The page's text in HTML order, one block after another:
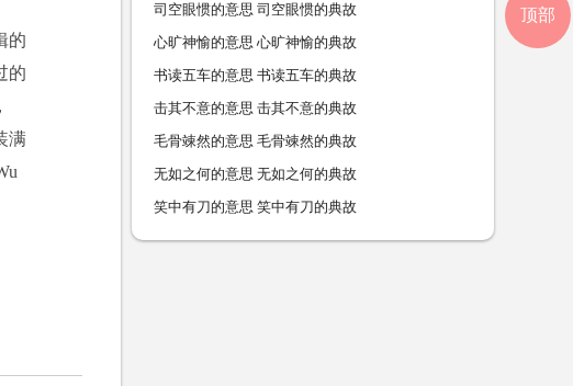
的
的
满
司空眼惯的意思 司空眼惯的典故
心旷神愉的意思 心旷神愉的典故
书读五车的意思 书读五车的典故
击其不意的意思 击其不意的典故
毛骨竦然的意思 毛骨竦然的典故
无如之何的意思 无如之何的典故
笑中有刀的意思 笑中有刀的典故
顶部